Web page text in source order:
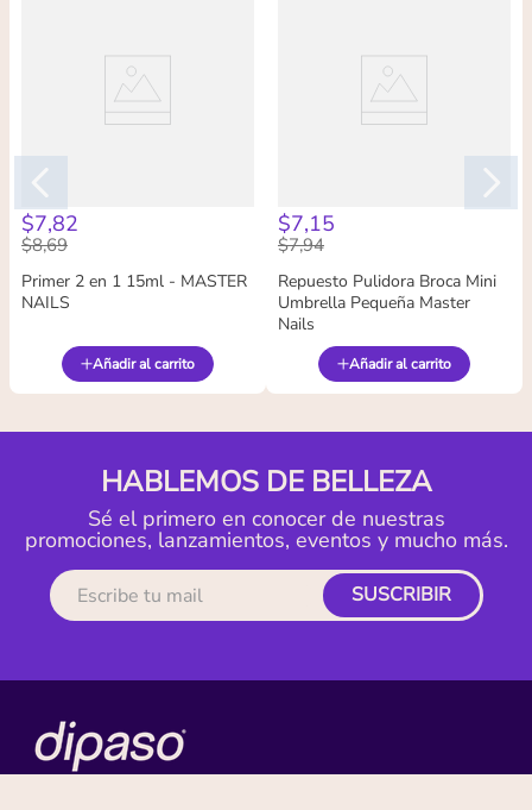
$7,82
$8,69
Primer 2 en 1 15ml - MASTER
NAILS
Añadir al carrito
$7,15
$7,94
Repuesto Pulidora Broca Mini
Umbrella Pequeña Master
Nails
Añadir al carrito
HABLEMOS DE BELLEZA
Sé el primero en conocer de nuestras
promociones, lanzamientos, eventos y mucho más.
SUSCRIBIR